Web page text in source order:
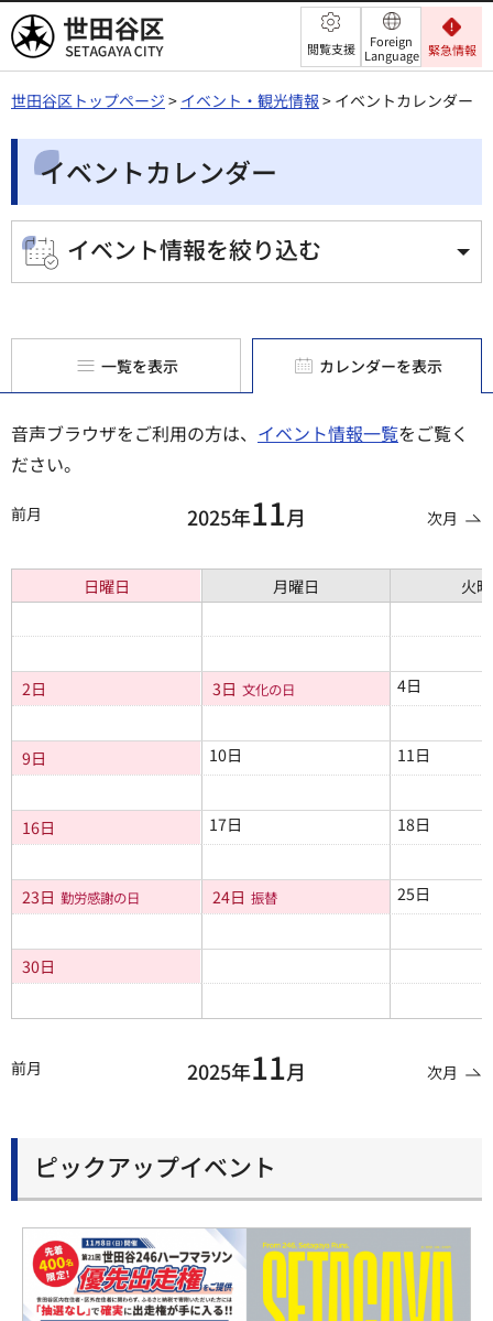
世田谷区 閲覧支援
Foreign
Language 緊急情報
世田谷区トップページ > イベント・観光情報 > イベントカレンダー
イベントカレンダー
イベント情報を絞り込む
一覧を表示 カレンダーを表示
音声ブラウザをご利用の方は、 イベント情報一覧をご覧く
ださい。
前月 2025年11月 次月
日曜日 月曜日 火
2日 3日 文化の日 4日
9日 10日 11日
16日 17日 18日
23日 勤労感謝の日 24日 振替 25日
30日
前月 2025年11月 次月
ピックアップイベント